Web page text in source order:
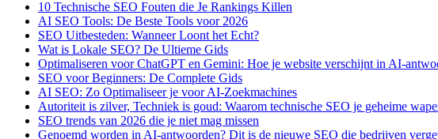
10 Technische SEO Fouten die Je Rankings Killen
AI SEO Tools: De Beste Tools voor 2026
SEO Uitbesteden: Wanneer Loont het Echt?
Wat is Lokale SEO? De Ultieme Gids
Optimaliseren voor ChatGPT en Gemini: Hoe je website verschijnt in AI-
SEO voor Beginners: De Complete Gids
AI SEO: Zo Optimaliseer je voor AI-Zoekmachines
Autoriteit is zilver, Techniek is goud: Waarom technische SEO je geheime
SEO trends van 2026 die je niet mag missen
Genoemd worden in AI-antwoorden? Dit is de nieuwe SEO die bedrijven